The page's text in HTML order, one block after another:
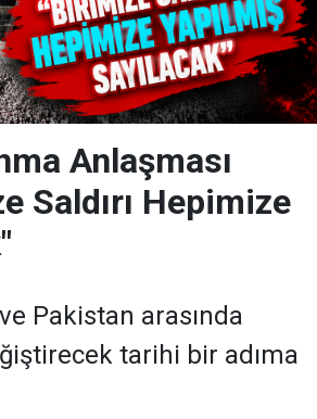
Anlaşması
Saldırı Hepimize
Pakistan arasında
tarihi bir adıma